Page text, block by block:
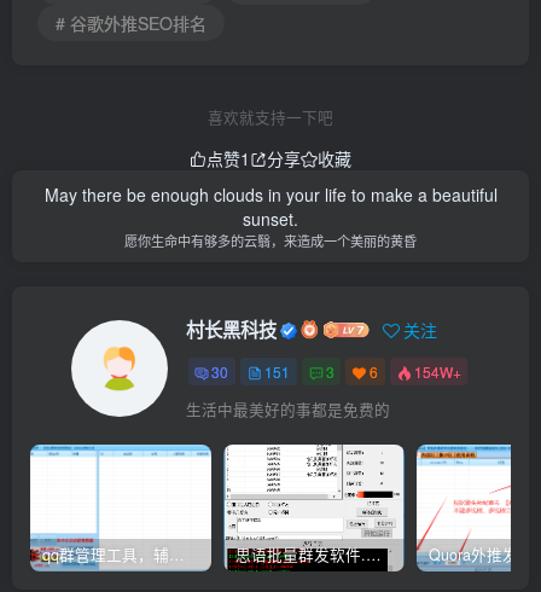
# 谷歌外推SEO排名
喜欢就支持一下吧
点赞1 分享
收藏
May there be enough clouds in your life to make a beautiful
sunset.
愿你生命中有够多的云翳，来造成一个美丽的黄昏
村长黑科技 关注
30 151 3 6 154W+
生活中最美好的事都是免费的
qq群管理工具，辅助群员导出工具(软件批量导出好帮手：QQ群成员一键提取，QQ群员提取【QQ群员提取】 思语批量群发软件.私信.点赞.加好友功能+查询手机是否已注册账号